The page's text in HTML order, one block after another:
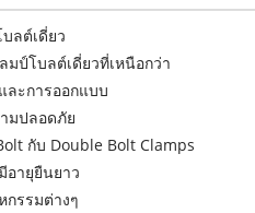
ลต์เดี่ยว
ป์โบลต์เดี่ยวที่เหนือกว่า
ะการออกแบบ
มปลอดภัย
กับ Double Bolt Clamps
อายุยืนยาว
กรรมต่างๆ